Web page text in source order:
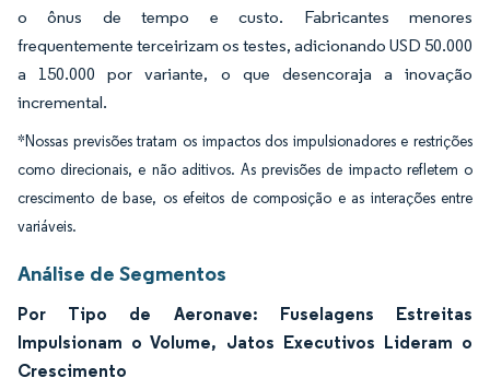
o ônus de tempo e custo. Fabricantes menores
frequentemente terceirizam os testes, adicionando USD 50.000
a 150.000 por variante, o que desencoraja a inovação
incremental.
*Nossas previsões tratam os impactos dos impulsionadores e restrições
como direcionais, e não aditivos. As previsões de impacto refletem o
crescimento de base, os efeitos de composição e as interações entre
variáveis.
Análise de Segmentos
Por Tipo de Aeronave: Fuselagens Estreitas
Impulsionam o Volume, Jatos Executivos Lideram o
Crescimento